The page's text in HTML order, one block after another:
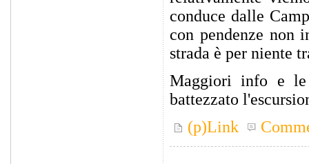
conduce dalle
con pendenze non
strada è per niente
Maggiori info e
battezzato
(p)Link